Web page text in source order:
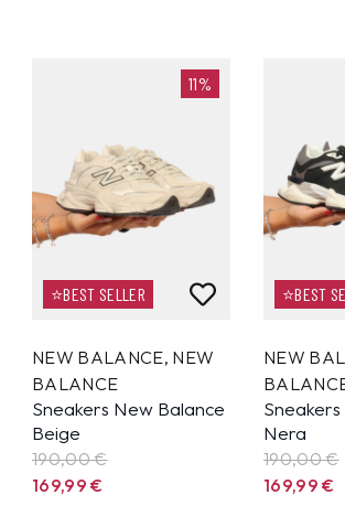
11%
⭐BEST SELLER
NEW BALANCE, NEW
BALANCE
Sneakers New Balance
Beige
190,00 €
169,99€
⭐BEST
NEW
Nera
190,00 €
169,99€